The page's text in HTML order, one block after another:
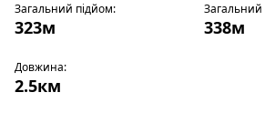
Загальний підйом:
323м
Загальний
338м
Довжина:
2.5км